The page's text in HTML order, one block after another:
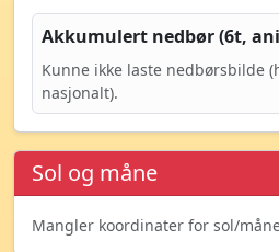
Akkumulert nedbør (6t,
Kunne ikke laste nedbørsbilde
nasjonalt).
Sol og måne
Mangler koordinater for sol/